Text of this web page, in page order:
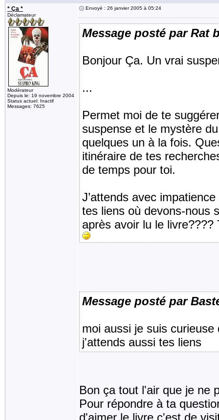
* Ça *
Déclamateur
Modérateur
Depuis le: 19 novembre 2004
Status actuel: Inactif
Messages: 7625
Envoyé : 26 janvier 2005 à 05:24
Message posté par Rat
Bonjour Ça. Un vrai
...
Permet moi de te
suspense et le mystère
quelques un à la fois.
itinéraire de tes
de temps pour toi.
J’attends avec
tes liens où devons-nous
après avoir lu le
Message posté par
moi aussi je suis
j'attends aussi tes liens
Bon ça tout l'air que je ne
Pour répondre à ta
d'aimer le livre c'est de